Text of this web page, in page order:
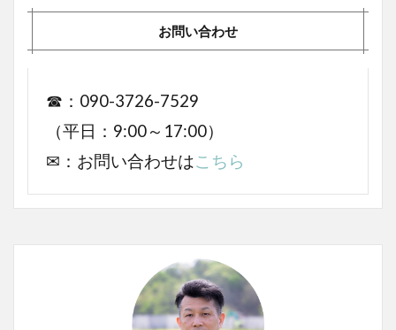
お問い合わせ
☎：090-3726-7529
（平日：9:00～17:00）
✉：お問い合わせはこちら